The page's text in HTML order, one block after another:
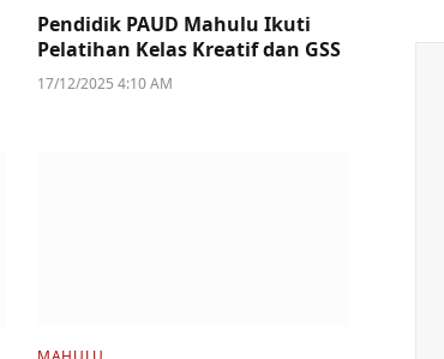
Pendidik PAUD Mahulu Ikuti
Pelatihan Kelas Kreatif dan GSS
17/12/2025 4:10 AM